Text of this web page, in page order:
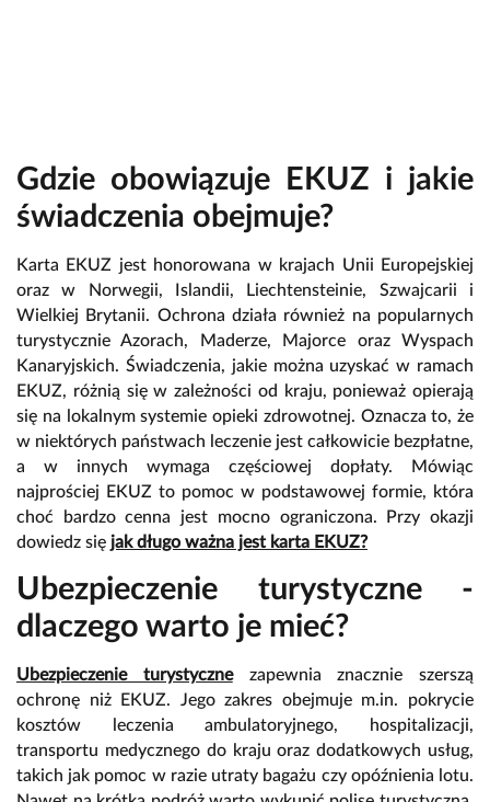
Gdzie obowiązuje EKUZ i jakie
świadczenia obejmuje?
Karta EKUZ jest honorowana w krajach Unii Europejskiej
oraz w Norwegii, Islandii, Liechtensteinie, Szwajcarii i
Wielkiej Brytanii. Ochrona działa również na popularnych
turystycznie Azorach, Maderze, Majorce oraz Wyspach
Kanaryjskich. Świadczenia, jakie można uzyskać w ramach
EKUZ, różnią się w zależności od kraju, ponieważ opierają
się na lokalnym systemie opieki zdrowotnej. Oznacza to, że
w niektórych państwach leczenie jest całkowicie bezpłatne,
a w innych wymaga częściowej dopłaty. Mówiąc
najprościej EKUZ to pomoc w podstawowej formie, która
choć bardzo cenna jest mocno ograniczona. Przy okazji
dowiedz się jak długo ważna jest karta EKUZ?
Ubezpieczenie turystyczne -
dlaczego warto je mieć?
Ubezpieczenie turystycznezapewnia znacznie szerszą
ochronę niż EKUZ. Jego zakres obejmuje m.in. pokrycie
kosztów leczenia ambulatoryjnego, hospitalizacji,
transportu medycznego do kraju oraz dodatkowych usług,
takich jak pomoc w razie utraty bagażu czy opóźnienia lotu.